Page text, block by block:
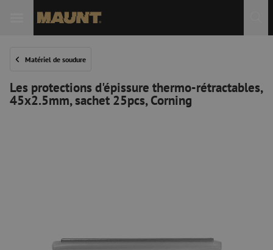
Matériel de soudure
Les protections d'épissure thermo-rétractables,
45x2.5mm, sachet 25pcs, Corning